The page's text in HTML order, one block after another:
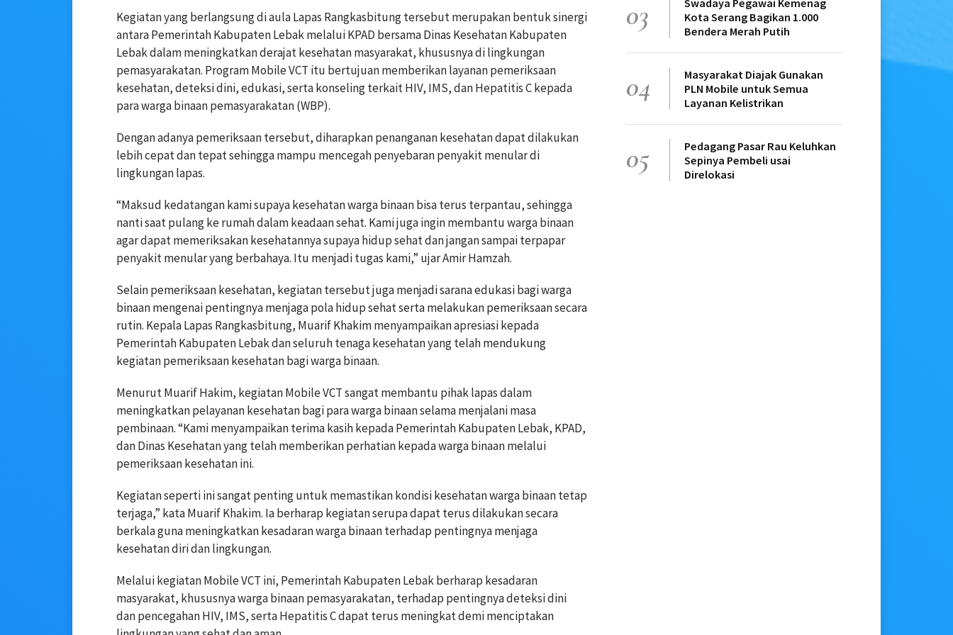
Kegiatan yang berlangsung di aula Lapas Rangkasbitung tersebut merupakan bentuk sinergi
antara Pemerintah Kabupaten Lebak melalui KPAD bersama Dinas Kesehatan Kabupaten
Lebak dalam meningkatkan derajat kesehatan masyarakat, khususnya di lingkungan
pemasyarakatan. Program Mobile VCT itu bertujuan memberikan layanan pemeriksaan
kesehatan, deteksi dini, edukasi, serta konseling terkait HIV, IMS, dan Hepatitis C kepada
para warga binaan pemasyarakatan (WBP).
Dengan adanya pemeriksaan tersebut, diharapkan penanganan kesehatan dapat dilakukan
lebih cepat dan tepat sehingga mampu mencegah penyebaran penyakit menular di
lingkungan lapas.
“Maksud kedatangan kami supaya kesehatan warga binaan bisa terus terpantau, sehingga
nanti saat pulang ke rumah dalam keadaan sehat. Kami juga ingin membantu warga binaan
agar dapat memeriksakan kesehatannya supaya hidup sehat dan jangan sampai terpapar
penyakit menular yang berbahaya. Itu menjadi tugas kami,” ujar Amir Hamzah.
Selain pemeriksaan kesehatan, kegiatan tersebut juga menjadi sarana edukasi bagi warga
binaan mengenai pentingnya menjaga pola hidup sehat serta melakukan pemeriksaan secara
rutin. Kepala Lapas Rangkasbitung, Muarif Khakim menyampaikan apresiasi kepada
Pemerintah Kabupaten Lebak dan seluruh tenaga kesehatan yang telah mendukung
kegiatan pemeriksaan kesehatan bagi warga binaan.
Menurut Muarif Hakim, kegiatan Mobile VCT sangat membantu pihak lapas dalam
meningkatkan pelayanan kesehatan bagi para warga binaan selama menjalani masa
pembinaan. “Kami menyampaikan terima kasih kepada Pemerintah Kabupaten Lebak, KPAD,
dan Dinas Kesehatan yang telah memberikan perhatian kepada warga binaan melalui
pemeriksaan kesehatan ini.
Kegiatan seperti ini sangat penting untuk memastikan kondisi kesehatan warga binaan tetap
terjaga,” kata Muarif Khakim. Ia berharap kegiatan serupa dapat terus dilakukan secara
berkala guna meningkatkan kesadaran warga binaan terhadap pentingnya menjaga
kesehatan diri dan lingkungan.
Melalui kegiatan Mobile VCT ini, Pemerintah Kabupaten Lebak berharap kesadaran
masyarakat, khususnya warga binaan pemasyarakatan, terhadap pentingnya deteksi dini
dan pencegahan HIV, IMS, serta Hepatitis C dapat terus meningkat demi menciptakan
03
Swadaya Pegawai Kemenag
Kota Serang Bagikan 1.000
Bendera Merah Putih
04
Masyarakat Diajak Gunakan
PLN Mobile untuk Semua
Layanan Kelistrikan
05
Pedagang Pasar Rau Keluhkan
Sepinya Pembeli usai
Direlokasi